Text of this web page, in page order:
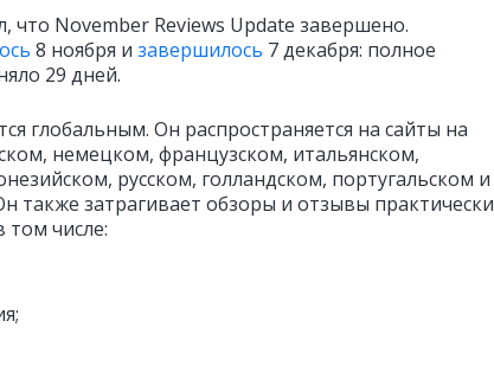
что November Reviews Update завершено.
8 ноября и завершилось 7 декабря: полное
29 дней.
глобальным. Он распространяется на сайты на
немецком, французском, итальянском,
русском, голландском, португальском и
также затрагивает обзоры и отзывы практически
том числе: